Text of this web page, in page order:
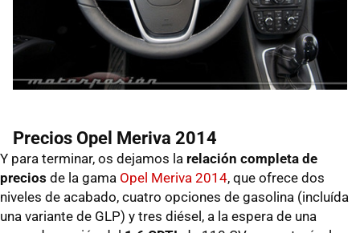
Precios Opel Meriva 2014
Y para terminar, os dejamos la relación completa de
precios de la gama Opel Meriva 2014, que ofrece dos
niveles de acabado, cuatro opciones de gasolina (incluída
una variante de GLP) y tres diésel, a la espera de una